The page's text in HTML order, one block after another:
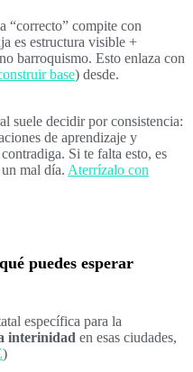
“correcto” compite con
es estructura visible +
barroquismo. Esto enlaza con
base) desde.
suele decidir por consistencia:
de aprendizaje y
Si te falta esto, es
mal día. Aterrízalo con
puedes esperar
específica para la
interinidad en esas ciudades,
)